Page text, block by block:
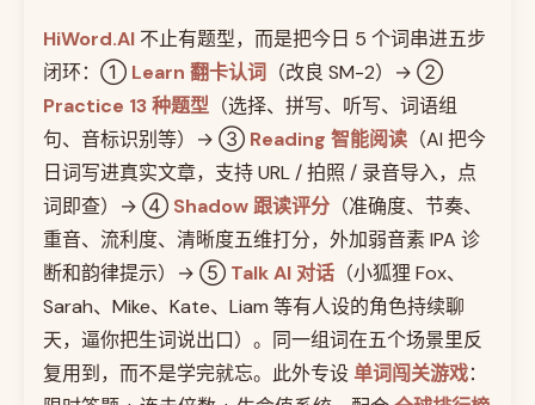
HiWord.AI 不止有题型，而是把今日 5 个词串进五步
闭环：① Learn 翻卡认词 （改良 SM-2）→ ②
Practice 13 种题型 （选择、拼写、听写、词语组
句、音标识别等）→ ③ Reading 智能阅读 （AI 把今
日词写进真实文章，支持 URL / 拍照 / 录音导入，点
词即查）→ ④ Shadow 跟读评分 （准确度、节奏、
重音、流利度、清晰度五维打分，外加弱音素 IPA 诊
断和韵律提示）→ ⑤ Talk AI 对话 （小狐狸 Fox、
Sarah、Mike、Kate、Liam 等有人设的角色持续聊
天，逼你把生词说出口）。同一组词在五个场景里反
复用到，而不是学完就忘。此外专设 单词闯关游戏：